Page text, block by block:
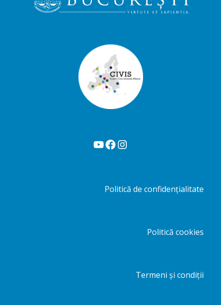
YouTube Facebook Instagram
Politică de confidențialitate
Politică cookies
Termeni și condiții